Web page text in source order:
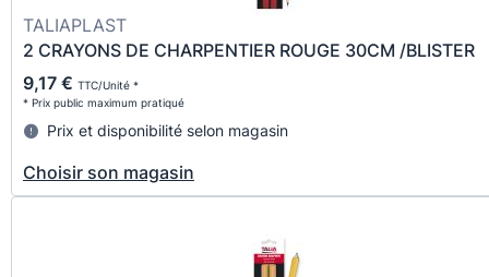
TALIAPLAST
2 CRAYONS DE CHARPENTIER ROUGE 30CM /BLISTER
9,17 € TTC/Unité *
* Prix public maximum pratiqué
Prix et disponibilité selon magasin
Choisir son magasin